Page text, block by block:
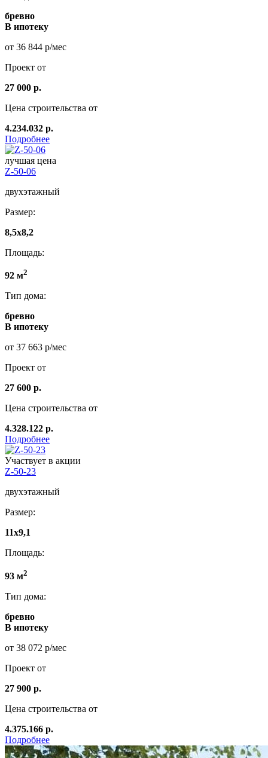
бревно
В ипотеку
от 36 844 р/мес
Проект от
27 000 р.
Цена строительства от
4.234.032 р.
Подробнее
лучшая цена
Z-50-06
двухэтажный
Размер:
8,5x8,2
Площадь:
92 м2
Тип дома:
бревно
В ипотеку
от 37 663 р/мес
Проект от
27 600 р.
Цена строительства от
4.328.122 р.
Подробнее
Участвует в акции
Z-50-23
двухэтажный
Размер:
11x9,1
Площадь:
93 м2
Тип дома:
бревно
В ипотеку
от 38 072 р/мес
Проект от
27 900 р.
Цена строительства от
4.375.166 р.
Подробнее